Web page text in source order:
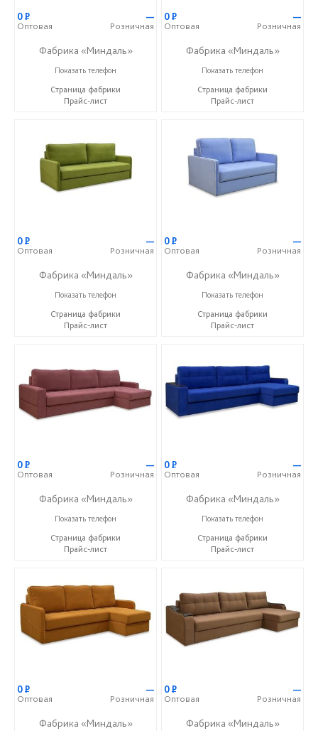
0Р
Оптовая
—
Розничная
Фабрика «Миндаль»
+7 (927) 630-62-82
Показать телефон
Страница фабрики
Прайс-лист
0Р
Оптовая
—
Розничная
Фабрика «Миндаль»
+7 (927) 630-62-82
Показать телефон
Страница фабрики
Прайс-лист
0Р
Оптовая
—
Розничная
Фабрика «Миндаль»
+7 (927) 630-62-82
Показать телефон
Страница фабрики
Прайс-лист
0Р
Оптовая
—
Розничная
Фабрика «Миндаль»
+7 (927) 630-62-82
Показать телефон
Страница фабрики
Прайс-лист
0Р
Оптовая
—
Розничная
Фабрика «Миндаль»
+7 (927) 630-62-82
Показать телефон
Страница фабрики
Прайс-лист
0Р
Оптовая
—
Розничная
Фабрика «Миндаль»
+7 (927) 630-62-82
Показать телефон
Страница фабрики
Прайс-лист
0Р
Оптовая
—
Розничная
Фабрика «Миндаль»
0Р
Оптовая
—
Розничная
Фабрика «Миндаль»